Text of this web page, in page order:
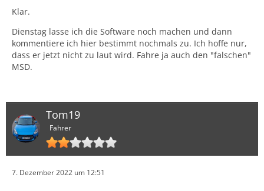
Klar.
Dienstag lasse ich die Software noch machen und dann
kommentiere ich hier bestimmt nochmals zu. Ich hoffe nur,
dass er jetzt nicht zu laut wird. Fahre ja auch den "falschen"
MSD.
Tom19
Fahrer
7. Dezember 2022 um 12:51